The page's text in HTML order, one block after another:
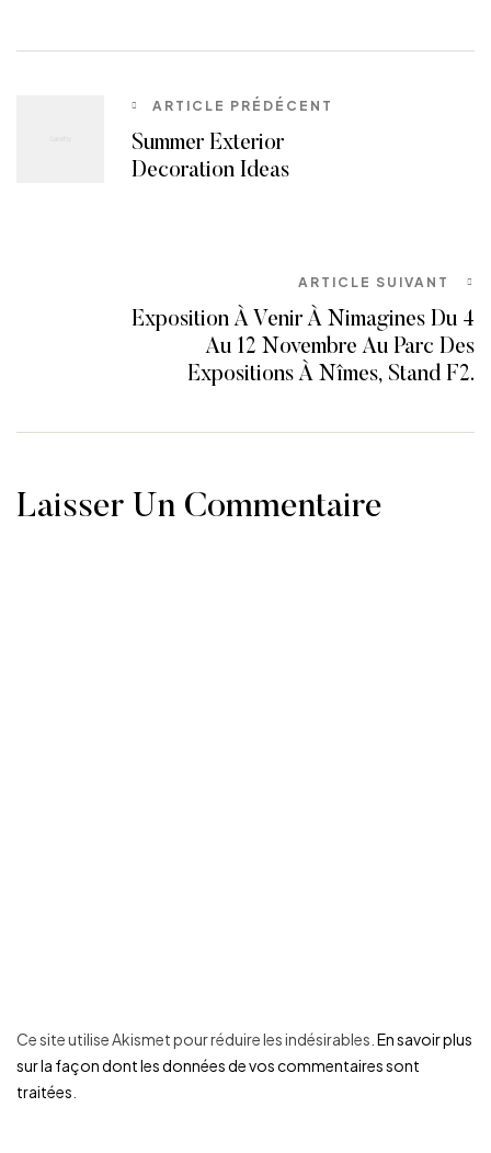
ARTICLE PRÉDÉCENT
Summer Exterior
Decoration Ideas
ARTICLE SUIVANT
Exposition À Venir À Nimagines Du 4
Au 12 Novembre Au Parc Des
Expositions À Nîmes, Stand F2.
Laisser Un Commentaire
Ce site utilise Akismet pour réduire les indésirables. En savoir plus
sur la façon dont les données de vos commentaires sont
traitées